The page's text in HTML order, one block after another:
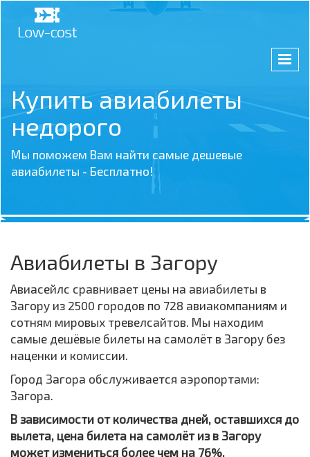
Купить авиабилеты
недорого
Мы поможем Вам найти самые дешевые
авиабилеты - Бесплатно!
Авиабилеты в Загору
Авиасейлс сравнивает цены на авиабилеты в
Загору из 2500 городов по 728 авиакомпаниям и
сотням мировых тревелсайтов. Мы находим
самые дешёвые билеты на самолёт в Загору без
наценки и комиссии.
Город Загора обслуживается аэропортами:
Загора.
В зависимости от количества дней, оставшихся до
вылета, цена билета на самолёт из в Загору
может измениться более чем на 76%.